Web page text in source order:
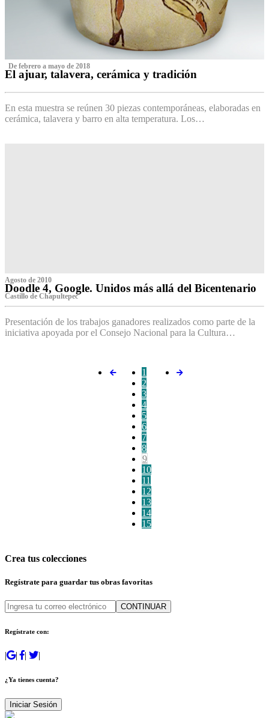
‌ De febrero a mayo de 2018
El ajuar, talavera, cerámica y tradición
En esta muestra se reúnen 30 piezas contemporáneas, elaboradas en
cerámica, talavera y barro en alta temperatura. Los…
Agosto de 2010
Doodle 4, Google. Unidos más allá del Bicentenario
Castillo de Chapultepec
Presentación de los trabajos ganadores realizados como parte de la
iniciativa apoyada por el Consejo Nacional para la Cultura…
1
2
3
4
5
6
7
8
9
10
11
12
13
14
15
Crea tus colecciones
Regístrate para guardar tus obras favoritas
CONTINUAR
Regístrate con:
| | | |
¿Ya tienes cuenta?
Iniciar Sesión